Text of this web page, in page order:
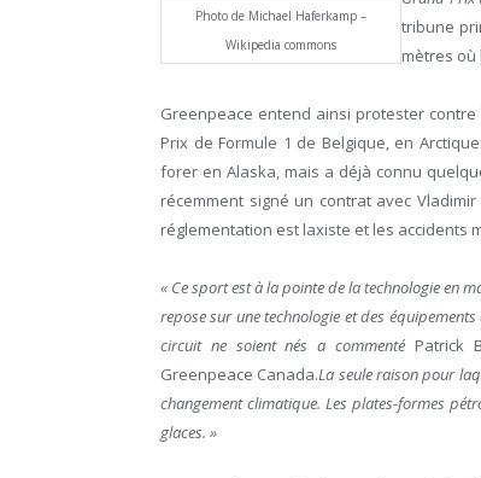
Photo de Michael Haferkamp –
Wikipedia commons
tribune
mètres où
Greenpeace entend ainsi protester
Prix de Formule 1 de Belgique, en
forer en Alaska, mais a déjà connu
récemment signé un contrat avec
réglementation est laxiste et les accidents
« Ce sport est à la pointe de la technologie en
repose sur une technologie et des
circuit ne soient nés a commenté Patrick
Greenpeace Canada.La seule raison pour
changement climatique. Les plates-formes
glaces. »